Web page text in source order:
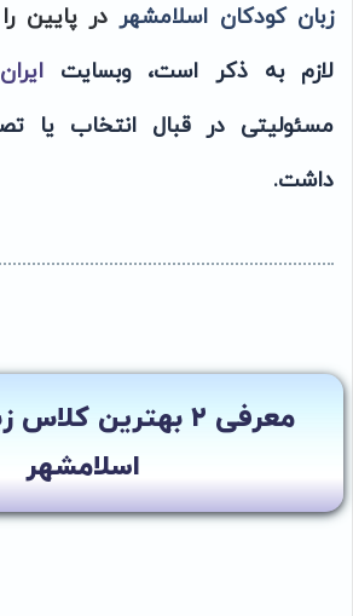
زبان کودکان اسلامشهردر پایین
لازم به ذکر است، وبسایت
مسئولیتی در قبال انتخاب یا
داشت.
معرفی ۲ بهترین
اسلامشهر